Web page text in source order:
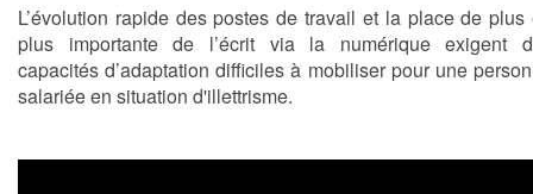
L’évolution rapide des postes de travail et la place de plus
plus importante de l’écrit via la numérique exigent
capacités d’adaptation difficiles à mobiliser pour une
salariée en situation d'illettrisme.